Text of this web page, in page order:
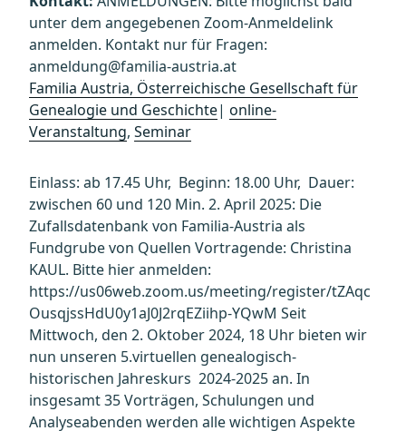
unter dem angegebenen Zoom-Anmeldelink
anmelden. Kontakt nur für Fragen:
anmeldung@familia-austria.at
Familia Austria, Österreichische Gesellschaft für
Genealogie und Geschichte| online-
Veranstaltung, Seminar
Einlass: ab 17.45 Uhr, Beginn: 18.00 Uhr, Dauer:
zwischen 60 und 120 Min. 2. April 2025: Die
Zufallsdatenbank von Familia-Austria als
Fundgrube von Quellen Vortragende: Christina
KAUL. Bitte hier anmelden:
https://us06web.zoom.us/meeting/register/tZAqc
OusqjssHdU0y1aJ0J2rqEZiihp-YQwM Seit
Mittwoch, den 2. Oktober 2024, 18 Uhr bieten wir
nun unseren 5.virtuellen genealogisch-
historischen Jahreskurs 2024-2025 an. In
insgesamt 35 Vorträgen, Schulungen und
Analyseabenden werden alle wichtigen Aspekte